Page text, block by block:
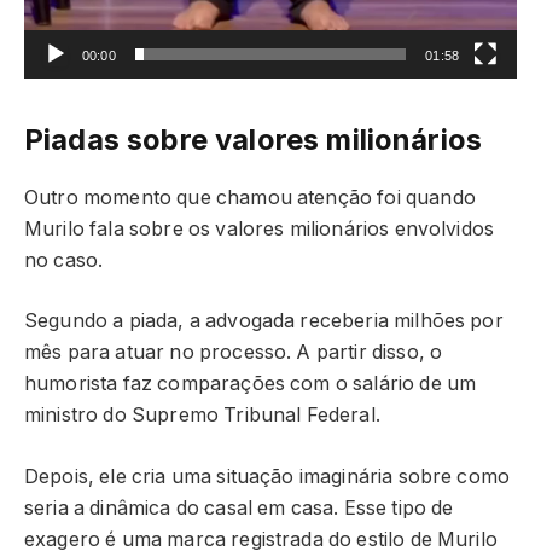
00:00 01:58
Piadas sobre valores milionários
Outro momento que chamou atenção foi quando
Murilo fala sobre os valores milionários envolvidos
no caso.
Segundo a piada, a advogada receberia milhões por
mês para atuar no processo. A partir disso, o
humorista faz comparações com o salário de um
ministro do Supremo Tribunal Federal.
Depois, ele cria uma situação imaginária sobre como
seria a dinâmica do casal em casa. Esse tipo de
exagero é uma marca registrada do estilo de Murilo